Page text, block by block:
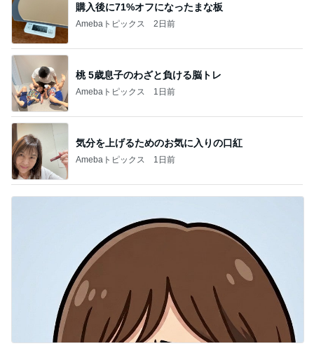
購入後に71%オフになったまな板
Amebaトピックス 2日前
桃 5歳息子のわざと負ける脳トレ
Amebaトピックス 1日前
気分を上げるためのお気に入りの口紅
Amebaトピックス 1日前